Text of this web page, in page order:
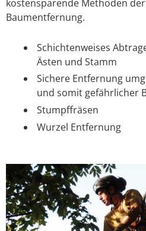
kostensparende Methoden
Baumentfernung.
Schichtenweises
Ästen und Stamm
Sichere Entfernung
und somit gefährlicher
Stumpffräsen
Wurzel Entfernung